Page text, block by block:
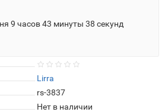
Lirra
rs-3837
Нет в наличии
9 часов 43 минуты 38 секунд